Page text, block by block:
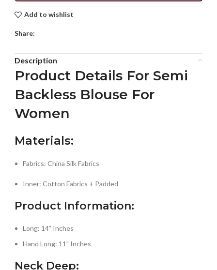
Add to wishlist
Share:
Description
Product Details For Semi
Backless Blouse For
Women
Materials:
Fabrics: China Silk Fabrics
Inner: Cotton Fabrics + Padded
Product Information:
Long: 14” Inches
Hand Long: 11” Inches
Neck Deep: